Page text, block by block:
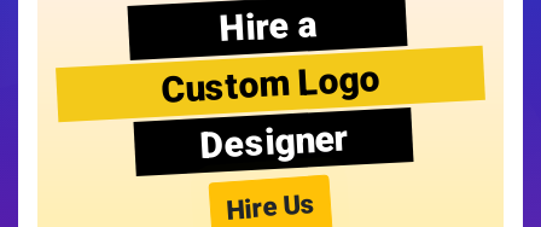
Hire a
Custom Logo
Designer
Hire Us